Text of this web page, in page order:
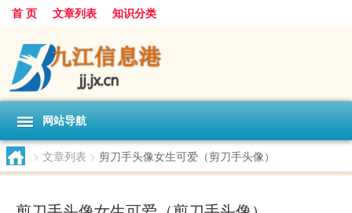
首 页 文章列表 知识分类
网站导航
> 文章列表 > 剪刀手头像女生可爱（剪刀手头像）